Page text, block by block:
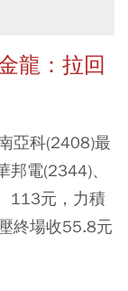
龍：拉回
亞科(2408)最
電(2344)、
113元，力積
終場收55.8元